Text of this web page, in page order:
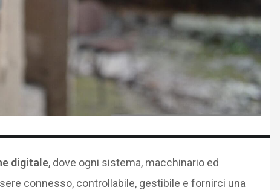
digitale, dove ogni sistema, macchinario ed
connesso, controllabile, gestibile e fornirci una